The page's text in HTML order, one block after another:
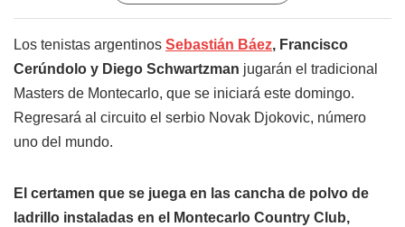
Los tenistas argentinos Sebastián Báez, Francisco
Cerúndolo y Diego Schwartzman jugarán el tradicional
Masters de Montecarlo, que se iniciará este domingo.
Regresará al circuito el serbio Novak Djokovic, número
uno del mundo.
El certamen que se juega en las cancha de polvo de
ladrillo instaladas en el Montecarlo Country Club,